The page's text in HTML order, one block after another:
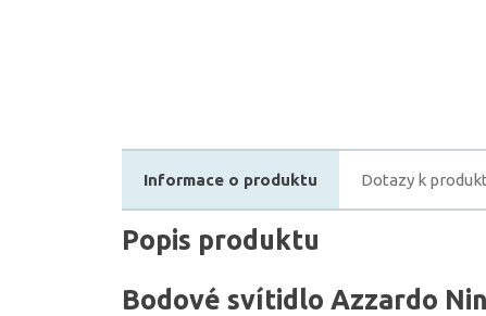
Informace o produktu Dotazy k
Popis produktu
Bodové svítidlo Azzardo